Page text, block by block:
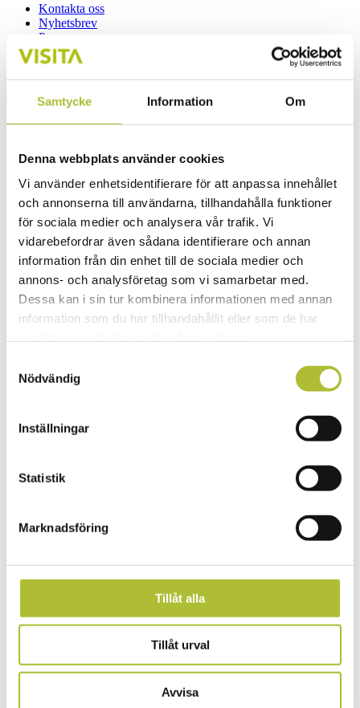
Samtycke Information Om
Denna webbplats använder cookies
Vi använder enhetsidentifierare för att anpassa innehållet
och annonserna till användarna, tillhandahålla funktioner
för sociala medier och analysera vår trafik. Vi
vidarebefordrar även sådana identifierare och annan
information från din enhet till de sociala medier och
annons- och analysföretag som vi samarbetar med.
Dessa kan i sin tur kombinera informationen med annan
information som du har tillhandahållit eller som de har
Nödvändig
Inställningar
Statistik
Marknadsföring
Tillåt alla
Tillåt urval
Avvisa
Kontakta oss
Nyhetsbrev
Press
Logga in
Företagande
Drickshantering
Kassaregister – om du säljer varor eller tjänster
Musik- och TV-licenser
Offentlig konkurrens
Offentlig upphandling
Personalliggare
Vilken moms gäller?
Nyheter om moms i besöksnäringen
Rökning på restauranger och hotell
Gäster
Bokningsregler – medlem i Visita
Diskriminering av gäster
Kvarglömt och hittegods
Registrering av hotellgäster och andra övernattande
gäster
Digital tillgänglighet
Teckna hyresavtal och standardhyreskontrakt
Antibiotikaresistens
Kontaktmaterial/FCM
Livsmedelsinformation
Livsmedelsfusk
Livsmedelssäkerhetskultur
Riskklassning för livsmedelstillsyn
Rådgivning inom livsmedelskontrollen